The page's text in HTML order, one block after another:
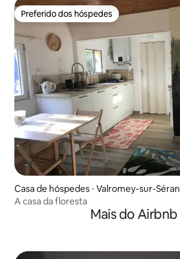
Preferido dos hóspedes
Preferido dos hóspedes
Casa de hóspedes ⋅ Valromey-sur-Séran
A casa da floresta
Mais do Airbnb